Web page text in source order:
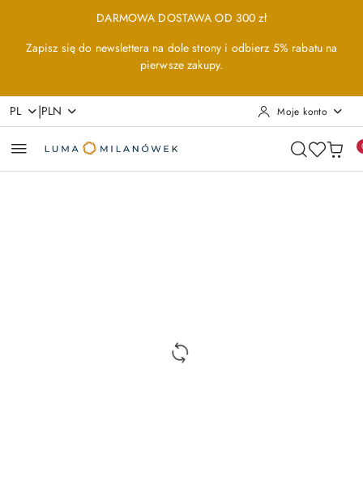
Przejdź do treści głównej
Przejdź do wyszukiwarki
Przejdź do moje konto
Przejdź do menu głównego
Przejdź do opisu produktu
Przejdź do stopkiDARMOWA DOSTAWA OD 300 zł
Zapisz się do newslettera na dole strony i odbierz 5% rabatu na
pierwsze zakupy.
PL |PLN Moje konto